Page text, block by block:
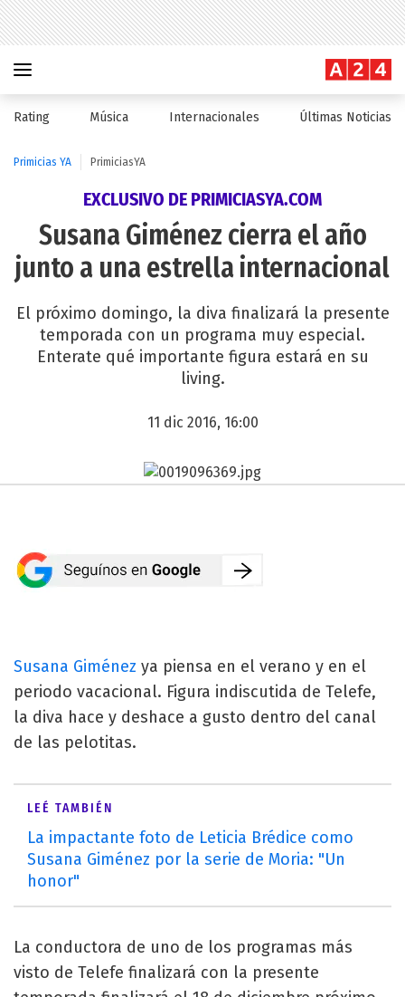
Rating Música Internacionales Últimas Noticias
Primicias YA PrimiciasYA
EXCLUSIVO DE PRIMICIASYA.COM
Susana Giménez cierra el año
junto a una estrella internacional
El próximo domingo, la diva finalizará la presente
temporada con un programa muy especial.
Enterate qué importante figura estará en su
living.
11 dic 2016, 16:00
Susana Giménez ya piensa en el verano y en el
periodo vacacional. Figura indiscutida de Telefe,
la diva hace y deshace a gusto dentro del canal
de las pelotitas.
LEÉ TAMBIÉN
La impactante foto de Leticia Brédice como
Susana Giménez por la serie de Moria: "Un
honor"
La conductora de uno de los programas más
visto de Telefe finalizará con la presente